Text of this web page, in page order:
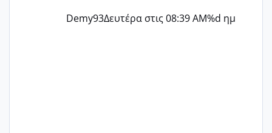
Demy93Δευτέρα στις 08:39 AM%d ημ